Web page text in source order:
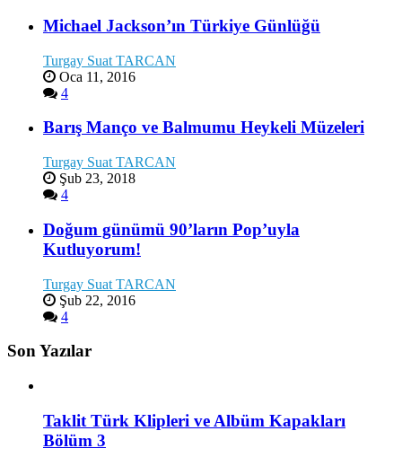
Michael Jackson’ın Türkiye Günlüğü
Turgay Suat TARCAN
Oca 11, 2016
4
Barış Manço ve Balmumu Heykeli Müzeleri
Turgay Suat TARCAN
Şub 23, 2018
4
Doğum günümü 90’ların Pop’uyla
Kutluyorum!
Turgay Suat TARCAN
Şub 22, 2016
4
Son Yazılar
Taklit Türk Klipleri ve Albüm Kapakları
Bölüm 3